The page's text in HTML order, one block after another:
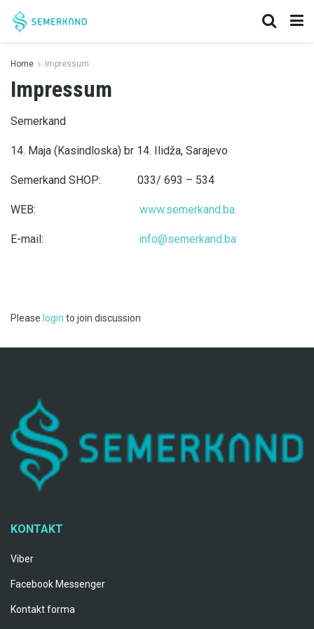
Home Impressum
Impressum
Semerkand
14. Maja (Kasindloska) br 14. Ilidža, Sarajevo
Semerkand SHOP: 033/ 693 – 534
WEB: www.semerkand.ba
E-mail: info@semerkand.ba
Please login to join discussion
KONTAKT
Viber
Facebook Messenger
Kontakt forma